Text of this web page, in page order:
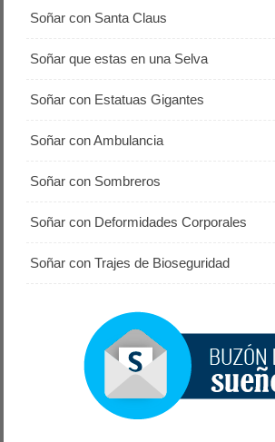
Soñar con Santa Claus
Soñar que estas en una Selva
Soñar con Estatuas Gigantes
Soñar con Ambulancia
Soñar con Sombreros
Soñar con Deformidades Corporales
Soñar con Trajes de Bioseguridad